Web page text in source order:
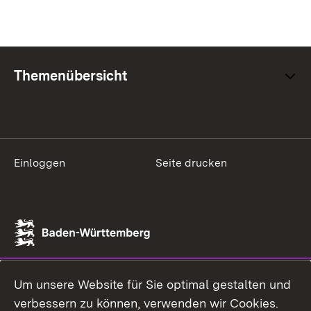
Themenübersicht
Einloggen Seite drucken
Um unsere Website für Sie optimal gestalten und
verbessern zu können, verwenden wir Cookies.